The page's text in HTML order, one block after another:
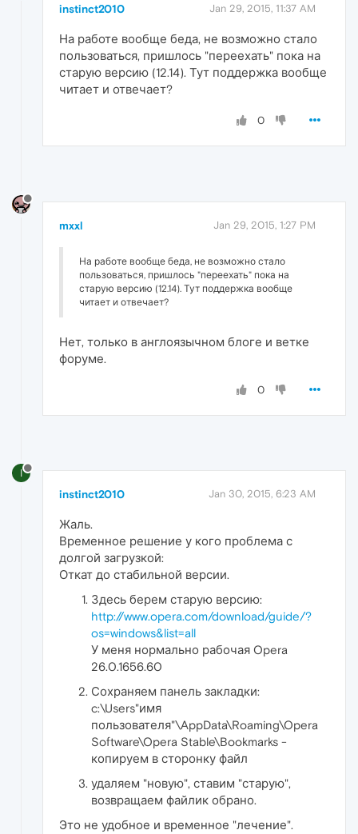
instinct2010 Jan 29, 2015, 11:37 AM
На работе вообще беда, не возможно стало
пользоваться, пришлось "переехать" пока на
старую версию (12.14). Тут поддержка вообще
читает и отвечает?
0
mxxl Jan 29, 2015, 1:27 PM
На работе вообще беда, не возможно стало
пользоваться, пришлось "переехать" пока на
старую версию (12.14). Тут поддержка вообще
читает и отвечает?
Нет, только в англоязычном блоге и ветке
форуме.
0
I
instinct2010 Jan 30, 2015, 6:23 AM
Жаль.
Временное решение у кого проблема с
долгой загрузкой:
Откат до стабильной версии.
Здесь берем старую версию:
http://www.opera.com/download/guide/?
os=windows&list=all
У меня нормально рабочая Opera
26.0.1656.60
Сохраняем панель закладки:
c:\Users"имя
пользователя"\AppData\Roaming\Opera
Software\Opera Stable\Bookmarks -
копируем в сторонку файл
удаляем "новую", ставим "старую",
возвращаем файлик обрано.
Это не удобное и временное "лечение".